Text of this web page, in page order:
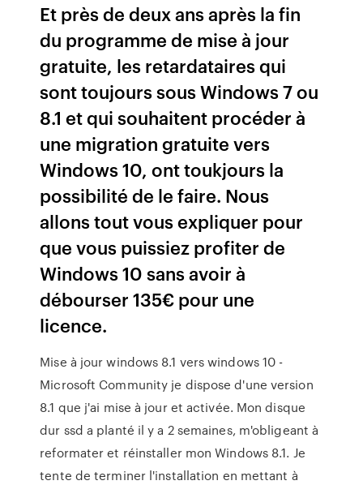
Et près de deux ans après la fin
du programme de mise à jour
gratuite, les retardataires qui
sont toujours sous Windows 7 ou
8.1 et qui souhaitent procéder à
une migration gratuite vers
Windows 10, ont toukjours la
possibilité de le faire. Nous
allons tout vous expliquer pour
que vous puissiez profiter de
Windows 10 sans avoir à
débourser 135€ pour une
licence.
Mise à jour windows 8.1 vers windows 10 -
Microsoft Community je dispose d'une version
8.1 que j'ai mise à jour et activée. Mon disque
dur ssd a planté il y a 2 semaines, m'obligeant à
reformater et réinstaller mon Windows 8.1. Je
tente de terminer l'installation en mettant à